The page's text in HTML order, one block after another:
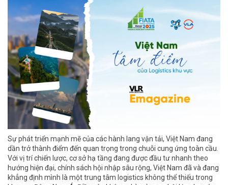
Sự phát triển mạnh mẽ của các hành lang vận tải, Việt Nam đang
dần trở thành điểm đến quan trọng trong chuỗi cung ứng toàn cầu.
Với vị trí chiến lược, cơ sở hạ tầng đang được đầu tư nhanh theo
hướng hiện đại, chính sách hội nhập sâu rộng, Việt Nam đã và đang
khẳng định mình là một trung tâm logistics không thể thiếu trong